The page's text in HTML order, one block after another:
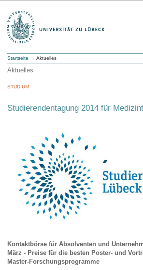
Startseite → Aktuelles
Aktuelles
STUDIUM
Studierendentagung 2014 für
Kontaktbörse für Absolventen und
März - Preise für die besten Poster- und
Master-Forschungsprogramme